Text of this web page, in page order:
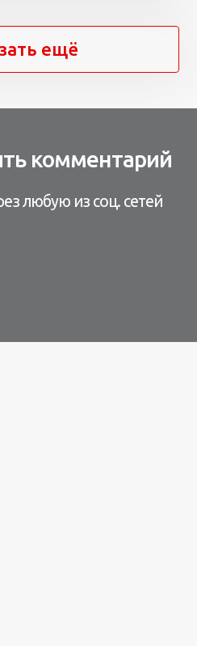
ещё
комментарий
любую из соц. сетей